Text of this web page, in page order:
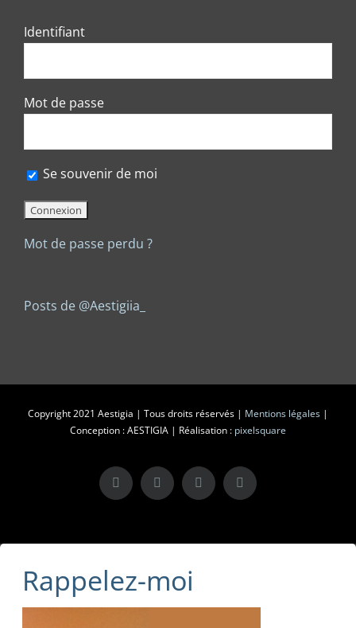
Identifiant
Mot de passe
Se souvenir de moi
Mot de passe perdu ?
Posts de @Aestigiia_
Copyright 2021 Aestigia | Tous droits réservés | Mentions légales |
Conception : AESTIGIA | Réalisation : pixelsquare
X LinkedInInstagramFacebook
Rappelez-moi